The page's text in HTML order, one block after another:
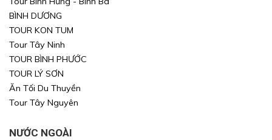
Xin mời Quý khách chọn thông tin cần tìm kiếm
Chọn nơi đi
Chọn nơi đến
Xin mời Quý khách chọn thông tin cần tìm kiếm
Chọn nơi đi
Chọn nơi đến
Xin mời Quý khách chọn thông tin cần tìm kiếm
Xin mời Quý khách chọn thông tin cần tìm kiếm
Chọn khu vực
Chọn loại
Khoảng giá
BÌNH DƯƠNG
TOUR KON TUM
Tour Tây Ninh
TOUR BÌNH PHƯỚC
TOUR LÝ SƠN
Ăn Tối Du Thuyền
Tour Tây Nguyên
NƯỚC NGOÀI